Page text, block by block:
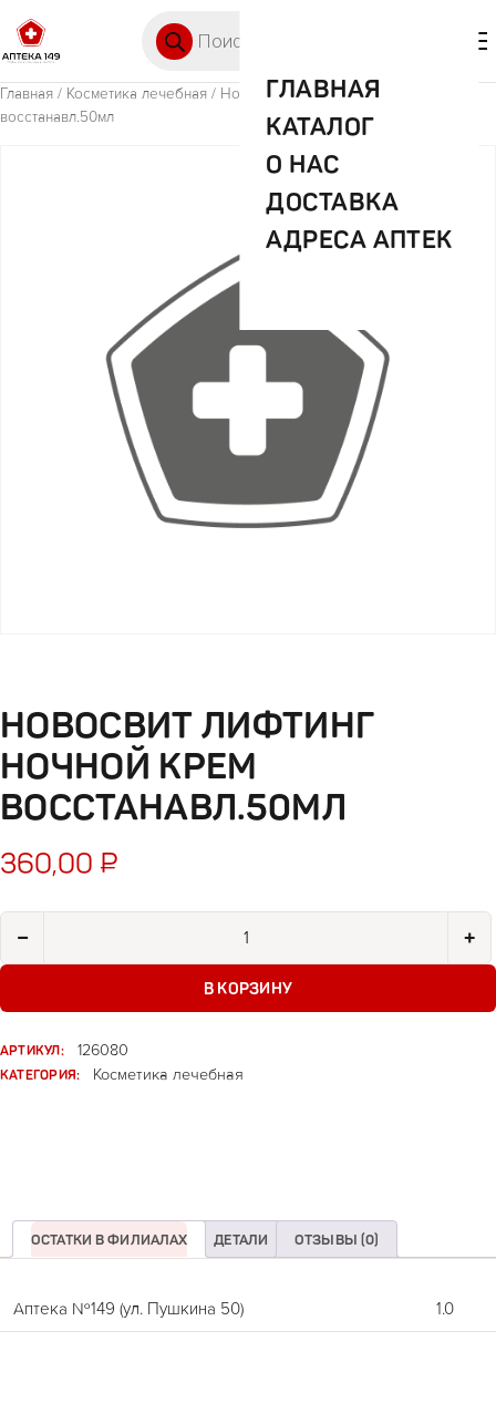
ГЛАВНАЯ
КАТАЛОГ
О НАС
ДОСТАВКА
АДРЕСА АПТЕК
Главная / Косметика лечебная / Новосвит лифтинг ночной крем
восстанавл.50мл
НОВОСВИТ ЛИФТИНГ
НОЧНОЙ КРЕМ
ВОССТАНАВЛ.50МЛ
360,00 ₽
− +
В КОРЗИНУ
АРТИКУЛ:
126080
КАТЕГОРИЯ:
Косметика лечебная
ОСТАТКИ В ФИЛИАЛАХ ДЕТАЛИ ОТЗЫВЫ (0)
Аптека №149 (ул. Пушкина 50) 1.0